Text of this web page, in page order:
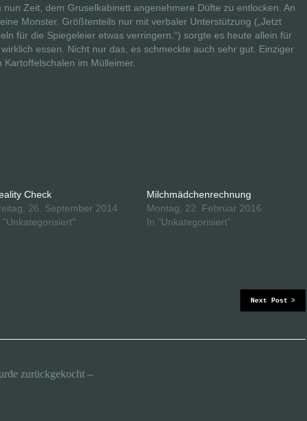
Zeit, dem Gruselkabinett angenehmere Düfte zu entlocken. An
Monster. Größtenteils nur mit verbaler Unterstützung („Jetzt
für die Spiegeleier etwas verringern.“) sorgte es heute allein für
essen. Nicht nur das, es schmeckte auch sehr gut. Einziger
im Mülleimer.
Check
26. September 2014
"Unkategorisiert"
Milchmädchenrechnung
Montag, 22. Februar 2016
In "Unkategorisiert"
Next Post
zurückgekocht –